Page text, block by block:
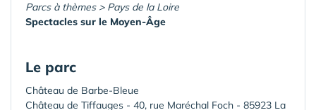
Parcs à thèmes > Pays de la Loire
Spectacles sur le Moyen-Âge
Le parc
Château de Barbe-Bleue
Château de Tiffauges - 40, rue Maréchal Foch - 85923 La